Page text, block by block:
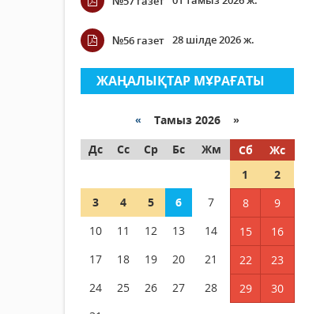
№56 газет 28 шілде 2026 ж.
ЖАҢАЛЫҚТАР МҰРАҒАТЫ
« Тамыз 2026 »
Дс
Сс Ср Бс Жм Сб
Жс
1
2
3
4 5 6 7 8
9
10
11 12 13 14 15
16
17
18 19 20 21 22
23
24
25 26 27 28 29
30